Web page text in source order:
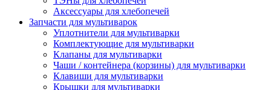
Аксессуары для хлебопечей
Запчасти для мультиварок
Уплотнители для мультиварки
Комплектующие для мультиварки
Клапаны для мультиварки
Чаши / контейнера (корзины) для мультиварки
Клавиши для мультиварки
Крышки для мультиварки